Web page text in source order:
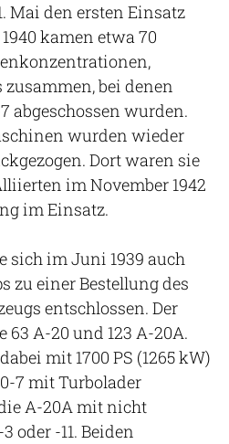
Mai den ersten Einsatz
kamen etwa 70
bei denen
abgeschossen wurden.
wurden wieder
Dort waren sie
im November 1942
im Einsatz.
sich im Juni 1939 auch
zu einer Bestellung des
entschlossen. Der
63 A-20 und 123 A-20A.
mit 1700 PS (1265 kW)
7 mit Turbolader
A-20A mit nicht
oder -11. Beiden